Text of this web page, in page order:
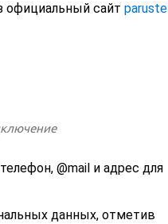
официальный сайт
@mail и адрес для
данных, отметив